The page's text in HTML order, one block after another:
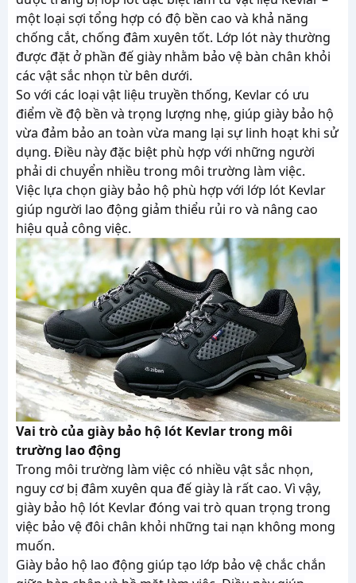
một loại sợi tổng hợp có độ bền cao và khả năng
chống cắt, chống đâm xuyên tốt. Lớp lót này thường
được đặt ở phần đế giày nhằm bảo vệ bàn chân khỏi
các vật sắc nhọn từ bên dưới.
So với các loại vật liệu truyền thống, Kevlar có ưu
điểm về độ bền và trọng lượng nhẹ, giúp giày bảo hộ
vừa đảm bảo an toàn vừa mang lại sự linh hoạt khi sử
dụng. Điều này đặc biệt phù hợp với những người
phải di chuyển nhiều trong môi trường làm việc.
Việc lựa chọn giày bảo hộ phù hợp với lớp lót Kevlar
giúp người lao động giảm thiểu rủi ro và nâng cao
hiệu quả công việc.
Vai trò của giày bảo hộ lót Kevlar trong môi
trường lao động
Trong môi trường làm việc có nhiều vật sắc nhọn,
nguy cơ bị đâm xuyên qua đế giày là rất cao. Vì vậy,
giày bảo hộ lót Kevlar đóng vai trò quan trọng trong
việc bảo vệ đôi chân khỏi những tai nạn không mong
muốn.
Giày bảo hộ lao động giúp tạo lớp bảo vệ chắc chắn